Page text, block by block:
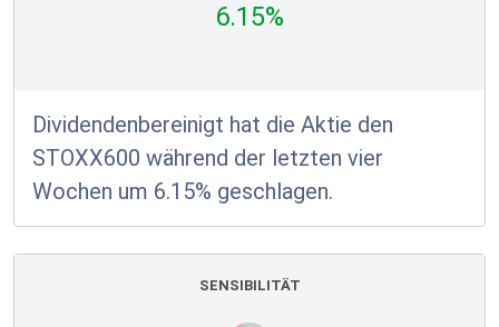
6.15%
Dividendenbereinigt hat die Aktie den
STOXX600 während der letzten vier
Wochen um 6.15% geschlagen.
SENSIBILITÄT